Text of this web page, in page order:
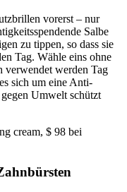
vorerst – nur
Salbe
zu tippen, so dass sie
Tag. Wähle eins ohne
verwendet werden Tag
sich um eine Anti-
Umwelt schützt
cream, $ 98 bei